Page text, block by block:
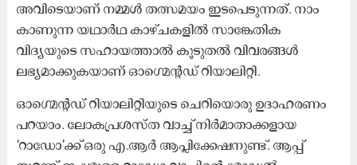
അവിടെയാണ് നമ്മൾ തത്സമയം ഇടപെടുന്നത്. നാം
കാണുന്ന യഥാർഥ കാഴ്ചകളിൽ സാങ്കേതിക
വിദ്യയുടെ സഹായത്താൽ കൂടുതൽ വിവരങ്ങൾ
ലഭ്യമാക്കുകയാണ് ഓഗ്മെന്റഡ് റിയാലിറ്റി.
ഓഗ്മെന്റഡ് റിയാലിറ്റിയുടെ ചെറിയൊരു ഉദാഹരണം
പറയാം. ലോകപ്രശസ്ത വാച്ച് നിർമാതാക്കളായ
‘റാഡോ’ക്ക് ഒരു എ.ആർ ആപ്ലിക്കേഷനുണ്ട്. ആപ്പ്